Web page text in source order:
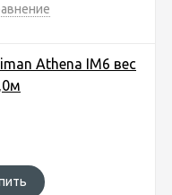
Athena IM6 вес